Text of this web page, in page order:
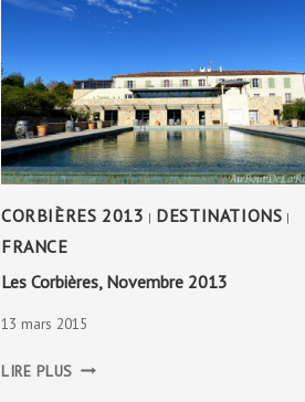
CORBIÈRES 2013 | DESTINATIONS |
FRANCE
Les Corbières, Novembre 2013
13 mars 2015
LIRE PLUS CORBIÈRES,